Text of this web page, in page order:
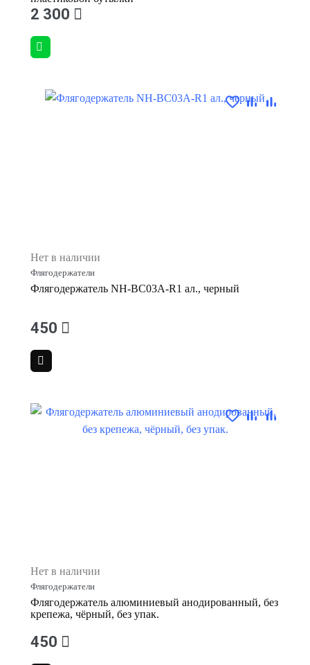
2 300
Нет в наличии
Флягодержатели
Флягодержатель NH-BC03A-R1 ал., черный
450
Нет в наличии
Флягодержатели
Флягодержатель алюминиевый анодированный, без
крепежа, чёрный, без упак.
450